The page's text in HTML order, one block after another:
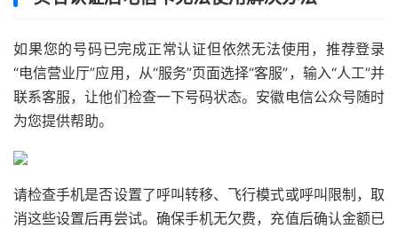
如果您的号码已完成正常认证但依然无法使用，推荐登录
“电信营业厅”应用，从“服务”页面选择“客服”，输入“人工”并
联系客服，让他们检查一下号码状态。安徽电信公众号随时
为您提供帮助。
请检查手机是否设置了呼叫转移、飞行模式或呼叫限制，取
消这些设置后再尝试。确保手机无欠费，充值后确认金额已